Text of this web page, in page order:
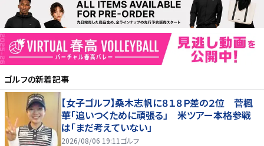
ゴルフの新着記事
【女子ゴルフ】桑木志帆に８１８Ｐ差の２位 菅楓
華「追いつくために頑張る」 米ツアー本格参戦
は「まだ考えていない」
2026/08/06 19:11 ゴルフ